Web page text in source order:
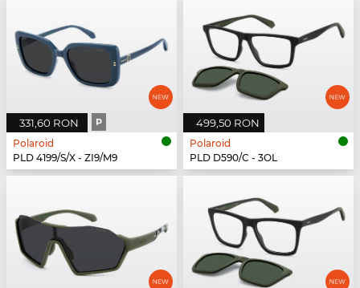
331,60 RON P
Polaroid
PLD 4199/S/X - ZI9/M9
499,50 RON
Polaroid
PLD D590/C - 3OL